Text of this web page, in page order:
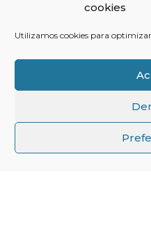
cookies
Utilizamos cookies para